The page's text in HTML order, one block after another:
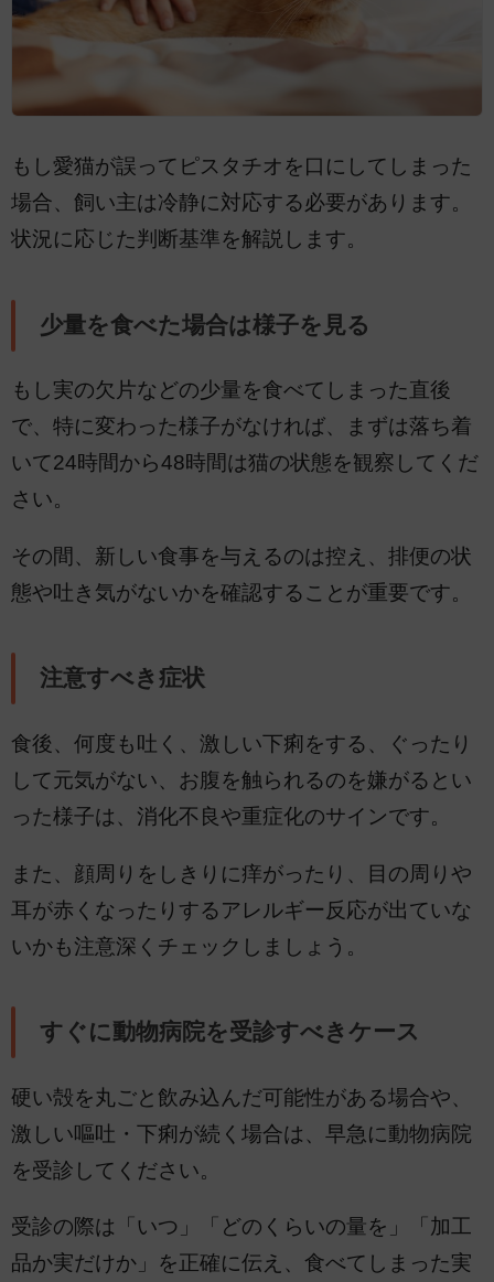
もし愛猫が誤ってピスタチオを口にしてしまった
場合、飼い主は冷静に対応する必要があります。
状況に応じた判断基準を解説します。
少量を食べた場合は様子を見る
もし実の欠片などの少量を食べてしまった直後
で、特に変わった様子がなければ、まずは落ち着
いて24時間から48時間は猫の状態を観察してくだ
さい。
その間、新しい食事を与えるのは控え、排便の状
態や吐き気がないかを確認することが重要です。
注意すべき症状
食後、何度も吐く、激しい下痢をする、ぐったり
して元気がない、お腹を触られるのを嫌がるとい
った様子は、消化不良や重症化のサインです。
また、顔周りをしきりに痒がったり、目の周りや
耳が赤くなったりするアレルギー反応が出ていな
いかも注意深くチェックしましょう。
すぐに動物病院を受診すべきケース
硬い殻を丸ごと飲み込んだ可能性がある場合や、
激しい嘔吐・下痢が続く場合は、早急に動物病院
を受診してください。
受診の際は「いつ」「どのくらいの量を」「加工
品か実だけか」を正確に伝え、食べてしまった実